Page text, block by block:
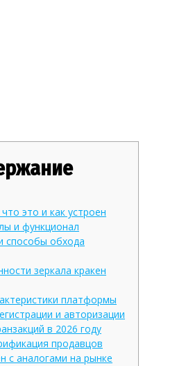
это и как устроен
и функционал
способы обхода
зеркала кракен
платформы
и авторизации
в 2026 году
продавцов
с аналогами на рынке